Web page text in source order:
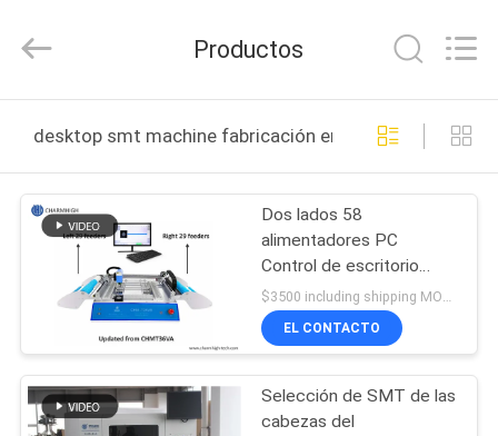
PRODUCTOS
VÍDEOS
SOBRE
NOSOTROS
CHARMHIGH
TECHNOLOGY
Rights
Productos
desktop smt machine fabricación en línea
Dos lados 58
alimentadores PC
Control de escritorio
SMT máquina CHM-
T36VB Chmt36va
$3500 including shipping MOQ:1
EL CONTACTO
Selección de SMT de las
cabezas del